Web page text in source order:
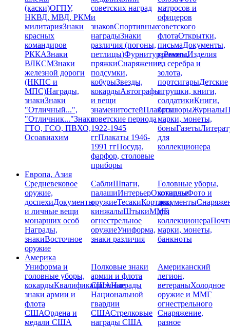
(каски)ОГПУ,
НКВД, МВД, РКМ
милитарияЗнаки
красных
командиров
РККАЗнаки
ВЛКСМЗнаки
железной дороги
(НКПС и
МПС)Награды,
знакиЗнаки
"Отличный...",
"Отличник..."Знаки
ГТО, ГСО, ПВХО,
Осоавиахим
советских наград
и
знаковСпортивные
наградыЗнаки
различия (погоны,
петлицы)ФурнитураРемни,
пряжкиСнаряжение,
подсумки,
кобурыЗвезды,
кокардыАвтографы
и вещи
знаменитостейПлакаты
советские периода
1922-1945
ггПлакаты 1946-
1991 ггПосуда,
фарфор, столовые
приборы
матросов и
офицеров
советского
флотаОткрытки,
письмаДокументы,
грамотыИзделия
из серебра и
золота,
портсигарыДетские
игрушки, книги,
солдатикиКниги,
брошюрыЖурналы
марки, монеты,
боныГазеты
для
коллекционера
Европа, Азия
Средневековое
оружие,
доспехиДокументы
и личные вещи
монарших особ
Награды,
знакиВосточное
оружие
СаблиШпаги,
палашиИнтерьерОхотничье
оружиеТесакиКортики,
кинжалыШтыкиММГ,
огнестрельное
оружиеУниформа,
знаки различия
Головные уборы,
кокардыФото и
документы
для
коллекционера
марки, монеты,
банкноты
Америка
Униформа и
головные уборы,
кокардыКвалификационные
знаки армии и
флота
СШАОрдена и
медали США
Полковые знаки
армии и флота
СШАНаграды
Национальной
гвардии
СШАСтрелковые
награды США
Американский
легион,
ветераныХолодное
оружие и ММГ
огнестрельного
Снаряжение,
разное